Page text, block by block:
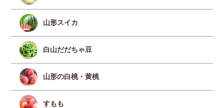
山形スイカ
白山だだちゃ豆
山形の白桃・黄桃
すもも